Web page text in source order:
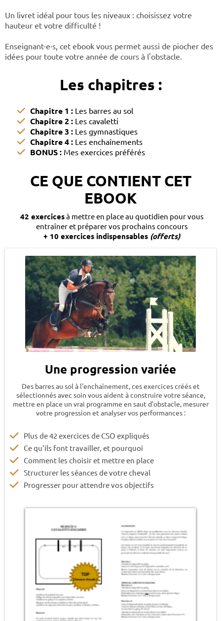
Un livret idéal pour tous les niveaux : choisissez votre
hauteur et votre difficulté !
Enseignant·e·s, cet ebook vous permet aussi de piocher des
idées pour toute votre année de cours à l'obstacle.
Les chapitres :
Chapitre 1 : Les barres au sol
Chapitre 2 : Les cavaletti
Chapitre 3 : Les gymnastiques
Chapitre 4 : Les enchaînements
BONUS : Mes exercices préférés
CE QUE CONTIENT CET
EBOOK
42 exercicesà mettre en place au quotidien pour vous
entraîner et préparer vos prochains concours
+ 10 exercices indispensables (offerts)
Une progression variée
Des barres au sol à l'enchaînement, ces exercices créés et
sélectionnés avec soin vous aident à construire votre séance,
mettre en place un vrai programme en saut d'obstacle, mesurer
votre progression et analyser vos performances :
Plus de 42 exercices de CSO expliqués
Ce qu'ils font travailler, et pourquoi
Comment les choisir et mettre en place
Structurer les séances de votre cheval
Progresser pour attendre vos objectifs